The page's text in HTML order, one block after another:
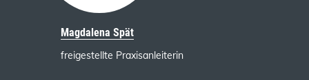
Magdalena Spät
freigestellte Praxisanleiterin